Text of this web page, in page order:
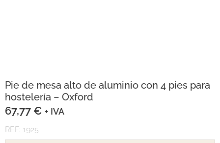
Pie de mesa alto de aluminio con 4 pies para
hostelería – Oxford
67,77 € + IVA
REF: 1925